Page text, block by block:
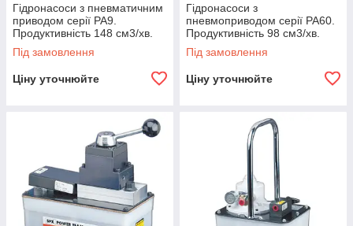
Гідронасоси з пневматичним
приводом серії PA9.
Продуктивність 148 см3/хв.
Під замовлення
Ціну уточнюйте
Гідронасоси з
пневмоприводом серії PA60.
Продуктивність 98 см3/хв.
Під замовлення
Ціну уточнюйте